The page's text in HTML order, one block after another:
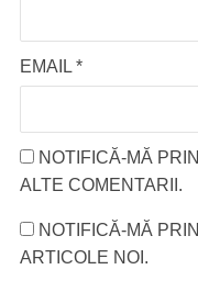
EMAIL *
NOTIFICĂ-MĂ
ALTE COMENTARII.
NOTIFICĂ-MĂ
ARTICOLE NOI.